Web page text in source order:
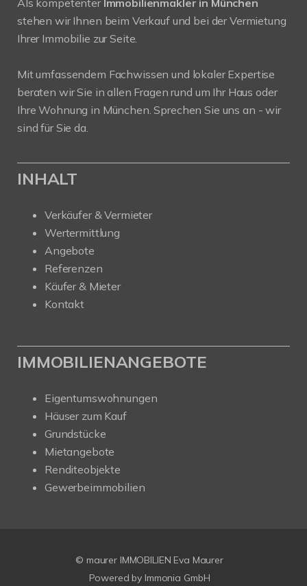
Als kompetenter Immobilienmakler in München
stehen wir Ihnen beim Verkauf und bei der Vermietung
Ihrer Immobilie zur Seite.
Mit umfassendem Fachwissen und lokaler Expertise
beraten wir Sie in allen Fragen rund um Ihr Haus oder
Ihre Wohnung in München. Sprechen Sie uns an - wir
sind für Sie da.
INHALT
Verkäufer & Vermieter
Wertermittlung
Angebote
Referenzen
Käufer & Mieter
Kontakt
IMMOBILIENANGEBOTE
Eigentumswohnungen
Häuser zum Kauf
Grundstücke
Mietangebote
Renditeobjekte
Gewerbeimmobilien
© maurer IMMOBILIEN Eva Maurer
Powered by Immonia GmbH